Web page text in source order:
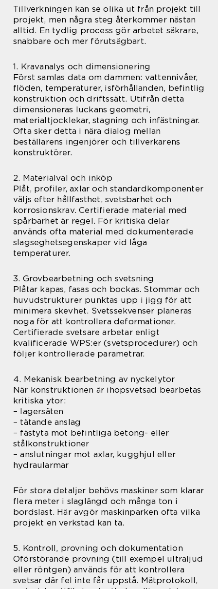
Tillverkningen kan se olika ut från projekt till
projekt, men några steg återkommer nästan
alltid. En tydlig process gör arbetet säkrare,
snabbare och mer förutsägbart.
1. Kravanalys och dimensionering
Först samlas data om dammen: vattennivåer,
flöden, temperaturer, isförhållanden, befintlig
konstruktion och driftssätt. Utifrån detta
dimensioneras luckans geometri,
materialtjocklekar, stagning och infästningar.
Ofta sker detta i nära dialog mellan
beställarens ingenjörer och tillverkarens
konstruktörer.
2. Materialval och inköp
Plåt, profiler, axlar och standardkomponenter
väljs efter hållfasthet, svetsbarhet och
korrosionskrav. Certifierade material med
spårbarhet är regel. För kritiska delar
används ofta material med dokumenterade
slagseghetsegenskaper vid låga
temperaturer.
3. Grovbearbetning och svetsning
Plåtar kapas, fasas och bockas. Stommar och
huvudstrukturer punktas upp i jigg för att
minimera skevhet. Svetssekvenser planeras
noga för att kontrollera deformationer.
Certifierade svetsare arbetar enligt
kvalificerade WPS:er (svetsprocedurer) och
följer kontrollerade parametrar.
4. Mekanisk bearbetning av nyckelytor
När konstruktionen är ihopsvetsad bearbetas
kritiska ytor:
– lagersäten
– tätande anslag
– fästyta mot befintliga betong- eller
stålkonstruktioner
– anslutningar mot axlar, kugghjul eller
hydraularmar
För stora detaljer behövs maskiner som klarar
flera meter i slaglängd och många ton i
bordslast. Här avgör maskinparken ofta vilka
projekt en verkstad kan ta.
5. Kontroll, provning och dokumentation
Oförstörande provning (till exempel ultraljud
eller röntgen) används för att kontrollera
svetsar där fel inte får uppstå. Mätprotokoll,